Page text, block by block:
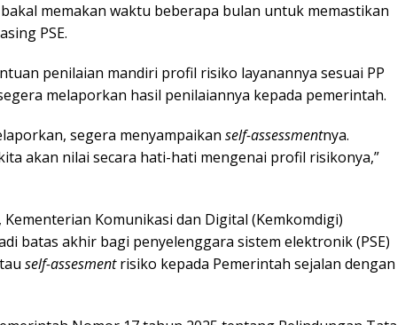
memakan waktu beberapa bulan untuk memastikan
PSE.
penilaian mandiri profil risiko layanannya sesuai PP
melaporkan hasil penilaiannya kepada pemerintah.
segera menyampaikan self-assessmentnya.
akan nilai secara hati-hati mengenai profil risikonya,”
Kementerian Komunikasi dan Digital (Kemkomdigi)
batas akhir bagi penyelenggara sistem elektronik (PSE)
self-assesmentrisiko kepada Pemerintah sejalan dengan